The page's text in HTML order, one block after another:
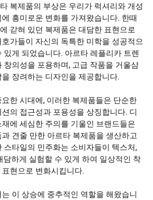
복제품의 부상은 우리가 럭셔리와 개성
흥미로운 변화를 가져왔습니다. 한때
갇혀 있던 복제품은 대담한 표현으로
가들이 자신의 독특한 미학을 성공적으
있게 되었습니다. 아르타 레플리카 트렌
창의성을 포용하며, 고급 작품을 거울삼
장려하는 디자인을 제공합니다.
한 시대에, 이러한 복제품들은 단순한
의 접근성과 포용성을 상징합니다. 디
에 세심한 주의를 기울인 브랜드들은
견줄 만한 아르타 복제품을 생산하고
스타일의 민주화는 소비자들이 텍스처,
담하게 실험할 수 있게 하여 일상적인 착
현으로 변화시킵니다.
이 상승에 중추적인 역할을 해왔습니